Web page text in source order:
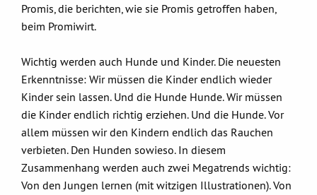
Promis, die berichten, wie sie Promis getroffen haben,
beim Promiwirt.
Wichtig werden auch Hunde und Kinder. Die neuesten
Erkenntnisse: Wir müssen die Kinder endlich wieder
Kinder sein lassen. Und die Hunde Hunde. Wir müssen
die Kinder endlich richtig erziehen. Und die Hunde. Vor
allem müssen wir den Kindern endlich das Rauchen
verbieten. Den Hunden sowieso. In diesem
Zusammenhang werden auch zwei Megatrends wichtig:
Von den Jungen lernen (mit witzigen Illustrationen). Von